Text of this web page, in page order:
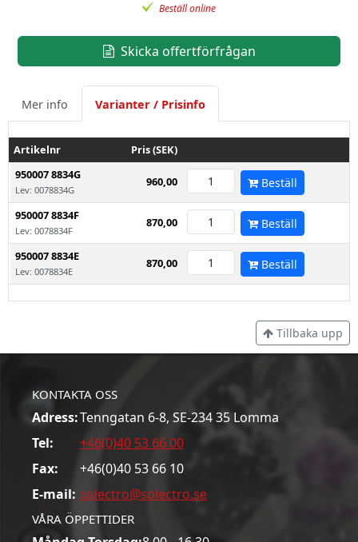
Beställ online
Skicka offertförfrågan
Mer info Varianter / Prisinfo
Artikelnr
Pris (SEK)
950007 8834G
Lev: 0078834G
960,00 Beställ
950007 8834F
Lev: 0078834F
870,00 Beställ
950007 8834E
Lev: 0078834E
870,00 Beställ
Tillbaka upp
KONTAKTA OSS
Adress:Tenngatan 6-8, SE-234 35 Lomma
Tel:
+46(0)40 53 66 00
Fax:
+46(0)40 53 66 10
E-mail: solectro@solectro.se
VÅRA ÖPPETTIDER